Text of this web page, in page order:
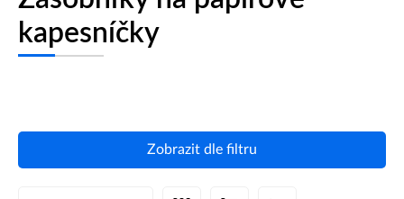
kapesníčky
Zobrazit dle filtru